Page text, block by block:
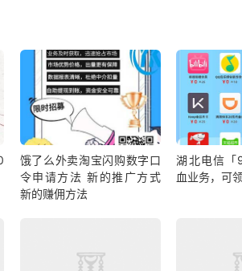
饿了么外卖淘宝闪购数字口
令申请方法 新的推广方式
新的赚佣方法
湖北电信「
血业务，可